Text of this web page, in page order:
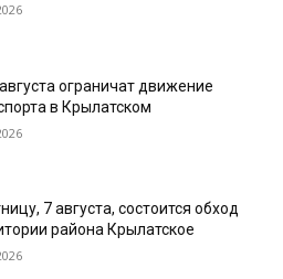
ограничат движение
в Крылатском
7 августа, состоится обход
района Крылатское